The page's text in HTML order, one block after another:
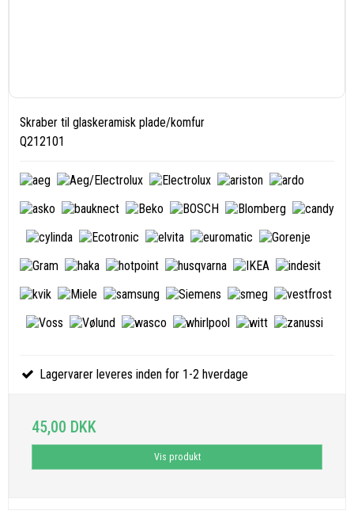
Skraber til glaskeramisk plade/komfur
Q212101
Lagervarer leveres inden for 1-2 hverdage
45,00 DKK
Vis produkt